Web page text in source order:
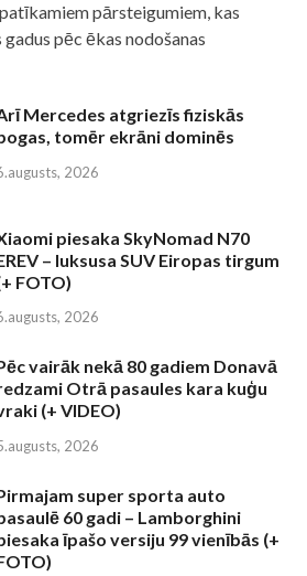
pārsteigumiem, kas
pēc ēkas nodošanas
Mercedes atgriezīs fiziskās
tomēr ekrāni dominēs
2026
piesaka SkyNomad N70
– luksusa SUV Eiropas tirgum
FOTO)
2026
vairāk nekā 80 gadiem Donavā
Otrā pasaules kara kuģu
(+ VIDEO)
2026
super sporta auto
60 gadi – Lamborghini
īpašo versiju 99 vienībās (+